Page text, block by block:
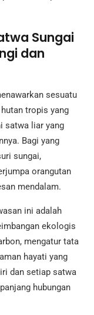
Sungai
dan
sesuatu
tropis yang
satwa liar yang
Bagi yang
sungai,
orangutan
mendalam.
ini adalah
ekologis
mengatur tata
hayati yang
dan setiap satwa
hubungan